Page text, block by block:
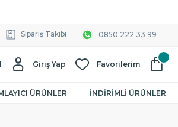
Sipariş Takibi 0850 222 33 99
Giriş Yap Favorilerim
ÜRÜNLER İNDİRİMLİ ÜRÜNLER